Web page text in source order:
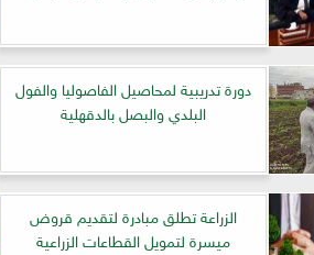
دورة تدريبية لمحاصيل الفاصوليا والفول
البلدي والبصل بالدقهلية
الزراعة تطلق مبادرة لتقديم قروض
ميسرة لتمويل القطاعات الزراعية